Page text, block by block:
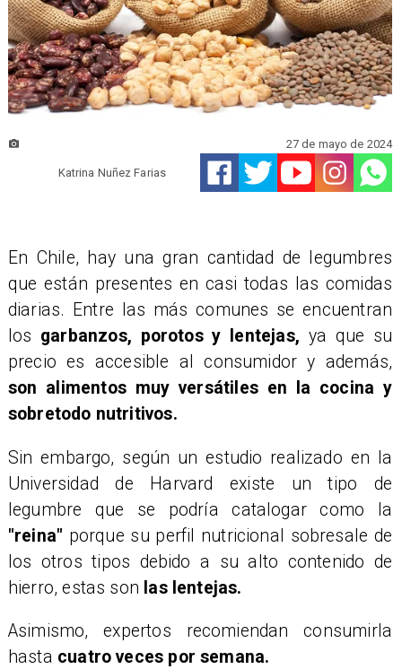
Katrina Nuñez Farias
27 de mayo de 2024
En Chile, hay una gran cantidad de legumbres
que están presentes en casi todas las comidas
diarias. Entre las más comunes se encuentran
los garbanzos, porotos y lentejas, ya que su
precio es accesible al consumidor y además,
son alimentos muy versátiles en la cocina y
sobretodo nutritivos.
Sin embargo, según un estudio realizado en la
Universidad de Harvard existe un tipo de
legumbre que se podría catalogar como la
"reina" porque su perfil nutricional sobresale de
los otros tipos debido a su alto contenido de
hierro, estas son las lentejas.
Asimismo, expertos recomiendan consumirla
hasta cuatro veces por semana.